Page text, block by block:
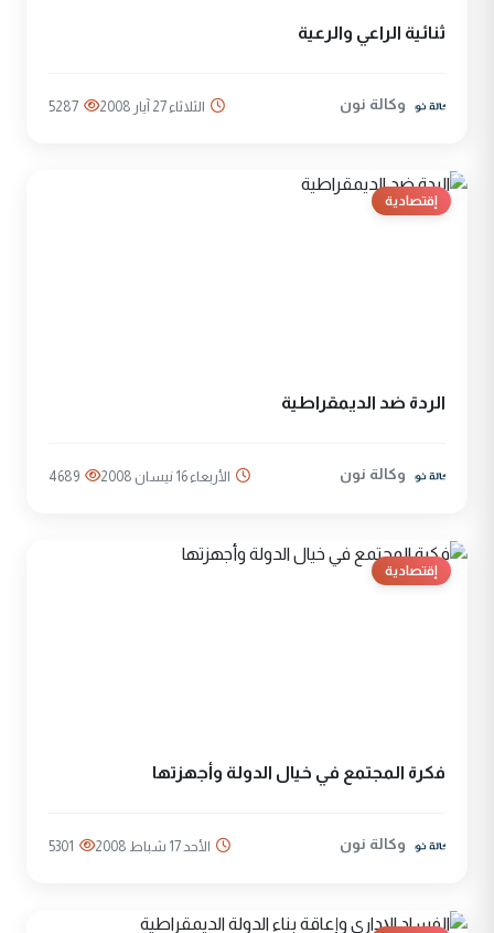
ثنائية الراعي والرعية
وكالة نون الثلاثاء 27 آيار 2008 5287
إقتصادية
الردة ضد الديمقراطية
وكالة نون الأربعاء 16 نيسان 2008 4689
إقتصادية
فكرة المجتمع في خيال الدولة وأجهزتها
وكالة نون الأحد 17 شباط 2008 5301